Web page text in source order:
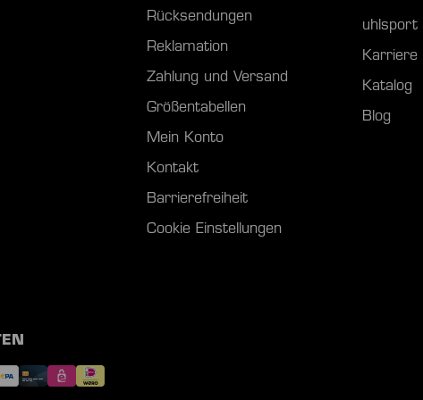
Rücksendungen
Reklamation
Zahlung und Versand
Größentabellen
Mein Konto
Kontakt
Barrierefreiheit
Cookie Einstellungen
uhlsport
Karriere
Katalog
Blog